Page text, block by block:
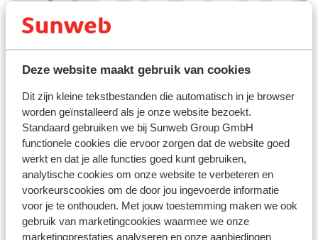
Deze website maakt gebruik van cookies
Dit zijn kleine tekstbestanden die automatisch in je browser
worden geïnstalleerd als je onze website bezoekt.
Standaard gebruiken we bij Sunweb Group GmbH
functionele cookies die ervoor zorgen dat de website goed
werkt en dat je alle functies goed kunt gebruiken,
analytische cookies om onze website te verbeteren en
voorkeurscookies om de door jou ingevoerde informatie
voor je te onthouden. Met jouw toestemming maken we ook
gebruik van marketingcookies waarmee we onze
marketingprestaties analyseren en onze aanbiedingen
Afstanden
Centrum: 500 m
Luchthaven: 190 km
Pinautomaat: 600 m
Direct aan de skipiste
Skilift: 20 m
Winkels: 300 m
Restaurant: 300 m